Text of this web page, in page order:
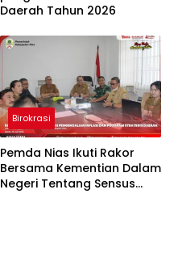
Daerah Tahun 2026
Birokrasi
Pemda Nias Ikuti Rakor
Bersama Kementian Dalam
Negeri Tentang Sensus